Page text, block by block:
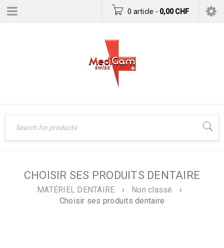
0 article - 0,00CHF
CHOISIR SES PRODUITS DENTAIRE
MATÉRIEL DENTAIRE › Non classé
›
Choisir ses produits dentaire